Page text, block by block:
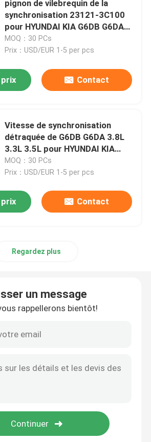
à cames
de vilebrequin
de synchronisation
tendeur
à huile
pignon de vilebrequin de la
synchronisation 23121-3C100
pour HYUNDAI KIA G6DB G6DA
3.8L 3.3L 3.5L
MOQ：30 PCs
Prix：USD/EUR 1-5 per pcs
Contact
Vitesse de synchronisation
détraquée de G6DB G6DA 3.8L
3.3L 3.5L pour HYUNDAI KIA
Veracruz Genesis Azera 21312-
3C100
MOQ：30 PCs
Prix：USD/EUR 1-5 per pcs
prix Contact
Regardez plus
un message
rappellerons bientôt!